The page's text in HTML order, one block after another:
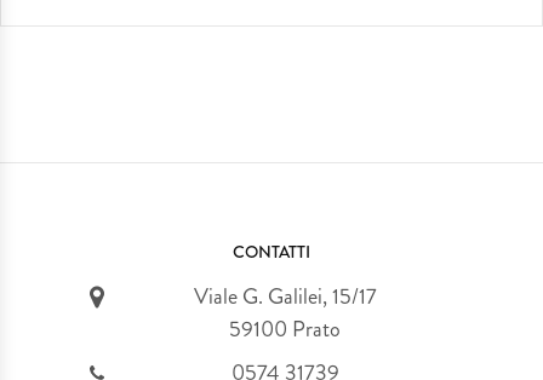
CONTATTI
Viale G. Galilei, 15/17
59100 Prato
0574 31739